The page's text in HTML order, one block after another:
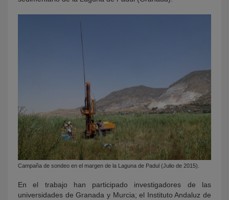
Campaña de sondeo en el margen de la Laguna de Padul (Julio de 2015).
En el trabajo han participado investigadores de las
universidades de Granada y Murcia; el Instituto Andaluz de